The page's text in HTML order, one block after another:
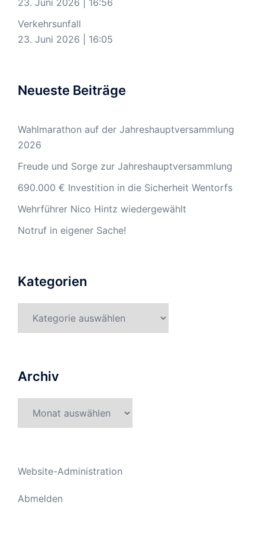
Verkehrsunfall
23. Juni 2026
16:05
Neueste Beiträge
Wahlmarathon auf der Jahreshauptversammlung
2026
Freude und Sorge zur Jahreshauptversammlung
690.000 € Investition in die Sicherheit Wentorfs
Wehrführer Nico Hintz wiedergewählt
Notruf in eigener Sache!
Kategorien
Archiv
Website-Administration
Abmelden